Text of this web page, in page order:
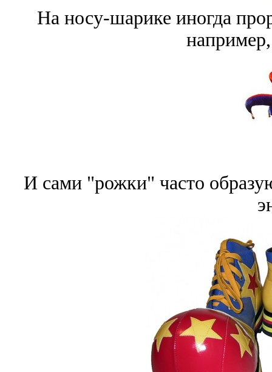
На носу-шарике иногда
И сами "рожки" часто